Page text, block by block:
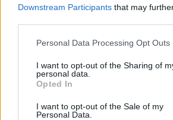
Downstream Participants that may
Personal Data Processing Opt Outs
I want to opt-out of the Sharing of
personal data.
Opted In
I want to opt-out of the Sale of my
Personal Data.
Séria/Značka:
Semperit
Hmotnosť:
8.95 kg